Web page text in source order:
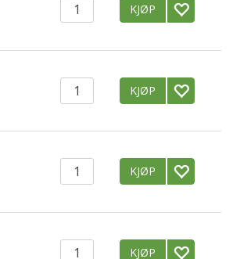
KJØP
KJØP
KJØP
KJØP